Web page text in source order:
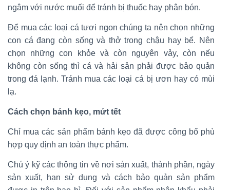
ngâm với nước muối để tránh bị thuốc hay phân bón.
Để mua các loại cá tươi ngon chúng ta nên chọn những
con cá đang còn sống và thở trong chậu hay bể. Nên
chọn những con khỏe và còn nguyên vảy, còn nếu
không còn sống thì cá và hải sản phải được bảo quản
trong đá lạnh. Tránh mua các loại cá bị ươn hay có mùi
lạ.
Cách chọn bánh kẹo, mứt tết
Chỉ mua các sản phẩm bánh kẹo đã được công bố phù
hợp quy định an toàn thực phẩm.
Chú ý kỹ các thông tin về nơi sản xuất, thành phần, ngày
sản xuất, hạn sử dụng và cách bảo quản sản phẩm